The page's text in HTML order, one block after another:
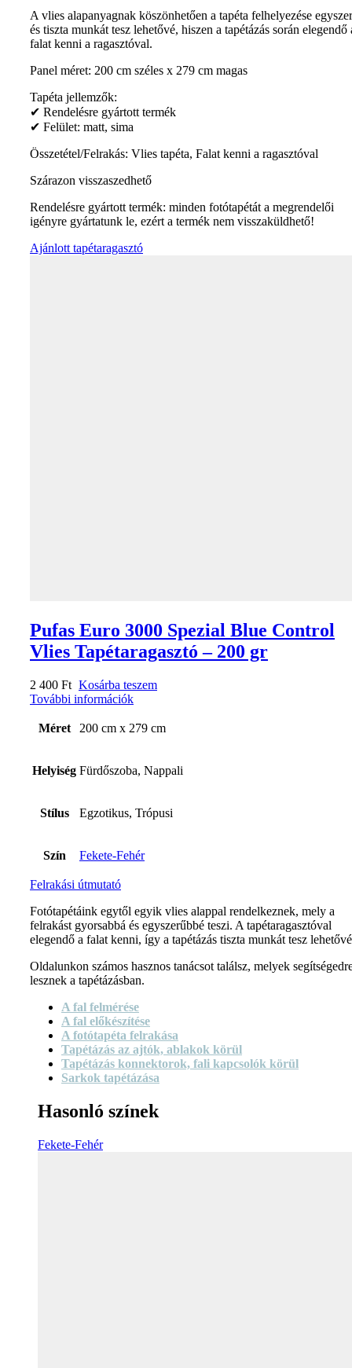
A vlies alapanyagnak köszönhetően a tapéta felhelyezése
és tiszta munkát tesz lehetővé, hiszen a tapétázás során elegendő
falat kenni a ragasztóval.
Panel méret: 200 cm széles x 279 cm magas
Tapéta jellemzők:
✔ Rendelésre gyártott termék
✔ Felület: matt, sima
Összetétel/Felrakás: Vlies tapéta, Falat kenni a ragasztóval
Szárazon visszaszedhető
Rendelésre gyártott termék: minden fotótapétát a megrendelői
igényre gyártatunk le, ezért a termék nem visszaküldhető!
Ajánlott tapétaragasztó
Pufas Euro 3000 Spezial Blue Control
Vlies Tapétaragasztó – 200 gr
2 400 Ft Kosárba teszem
További információk
Méret 200 cm x 279 cm
Helyiség Fürdőszoba, Nappali
Stílus Egzotikus, Trópusi
Szín Fekete-Fehér
Felrakási útmutató
Fotótapétáink egytől egyik vlies alappal rendelkeznek, mely a
felrakást gyorsabbá és egyszerűbbé teszi. A tapétaragasztóval
elegendő a falat kenni, így a tapétázás tiszta munkát tesz
Oldalunkon számos hasznos tanácsot találsz, melyek
lesznek a tapétázásban.
A fal felmérése
A fal előkészítése
A fotótapéta felrakása
Tapétázás az ajtók, ablakok körül
Tapétázás konnektorok, fali kapcsolók körül
Sarkok tapétázása
Hasonló színek
Fekete-Fehér